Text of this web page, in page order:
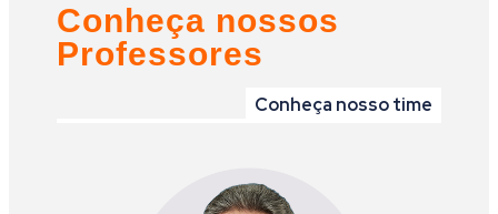
Conheça nossos
Professores
Conheça nosso time